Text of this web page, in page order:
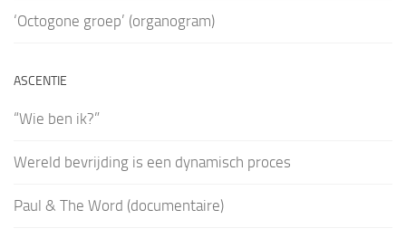
‘Octogone groep’ (organogram)
ASCENTIE
“Wie ben ik?”
Wereld bevrijding is een dynamisch proces
Paul & The Word (documentaire)